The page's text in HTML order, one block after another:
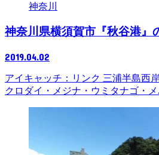
神奈川
神奈川県横須賀市『秋谷港』
2019.04.02
アイキャッチ：リンク 三浦半島西
クロダイ・メジナ・ウミタナゴ・